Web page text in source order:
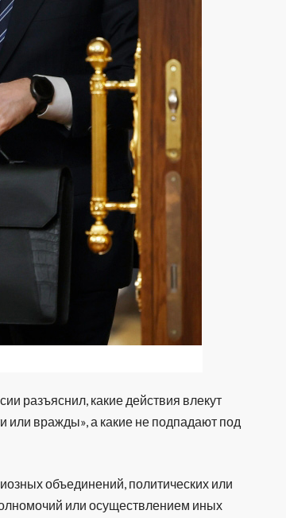
разъяснил, какие действия влекут
или вражды», а какие не подпадают под
объединений, политических или
или осуществлением иных